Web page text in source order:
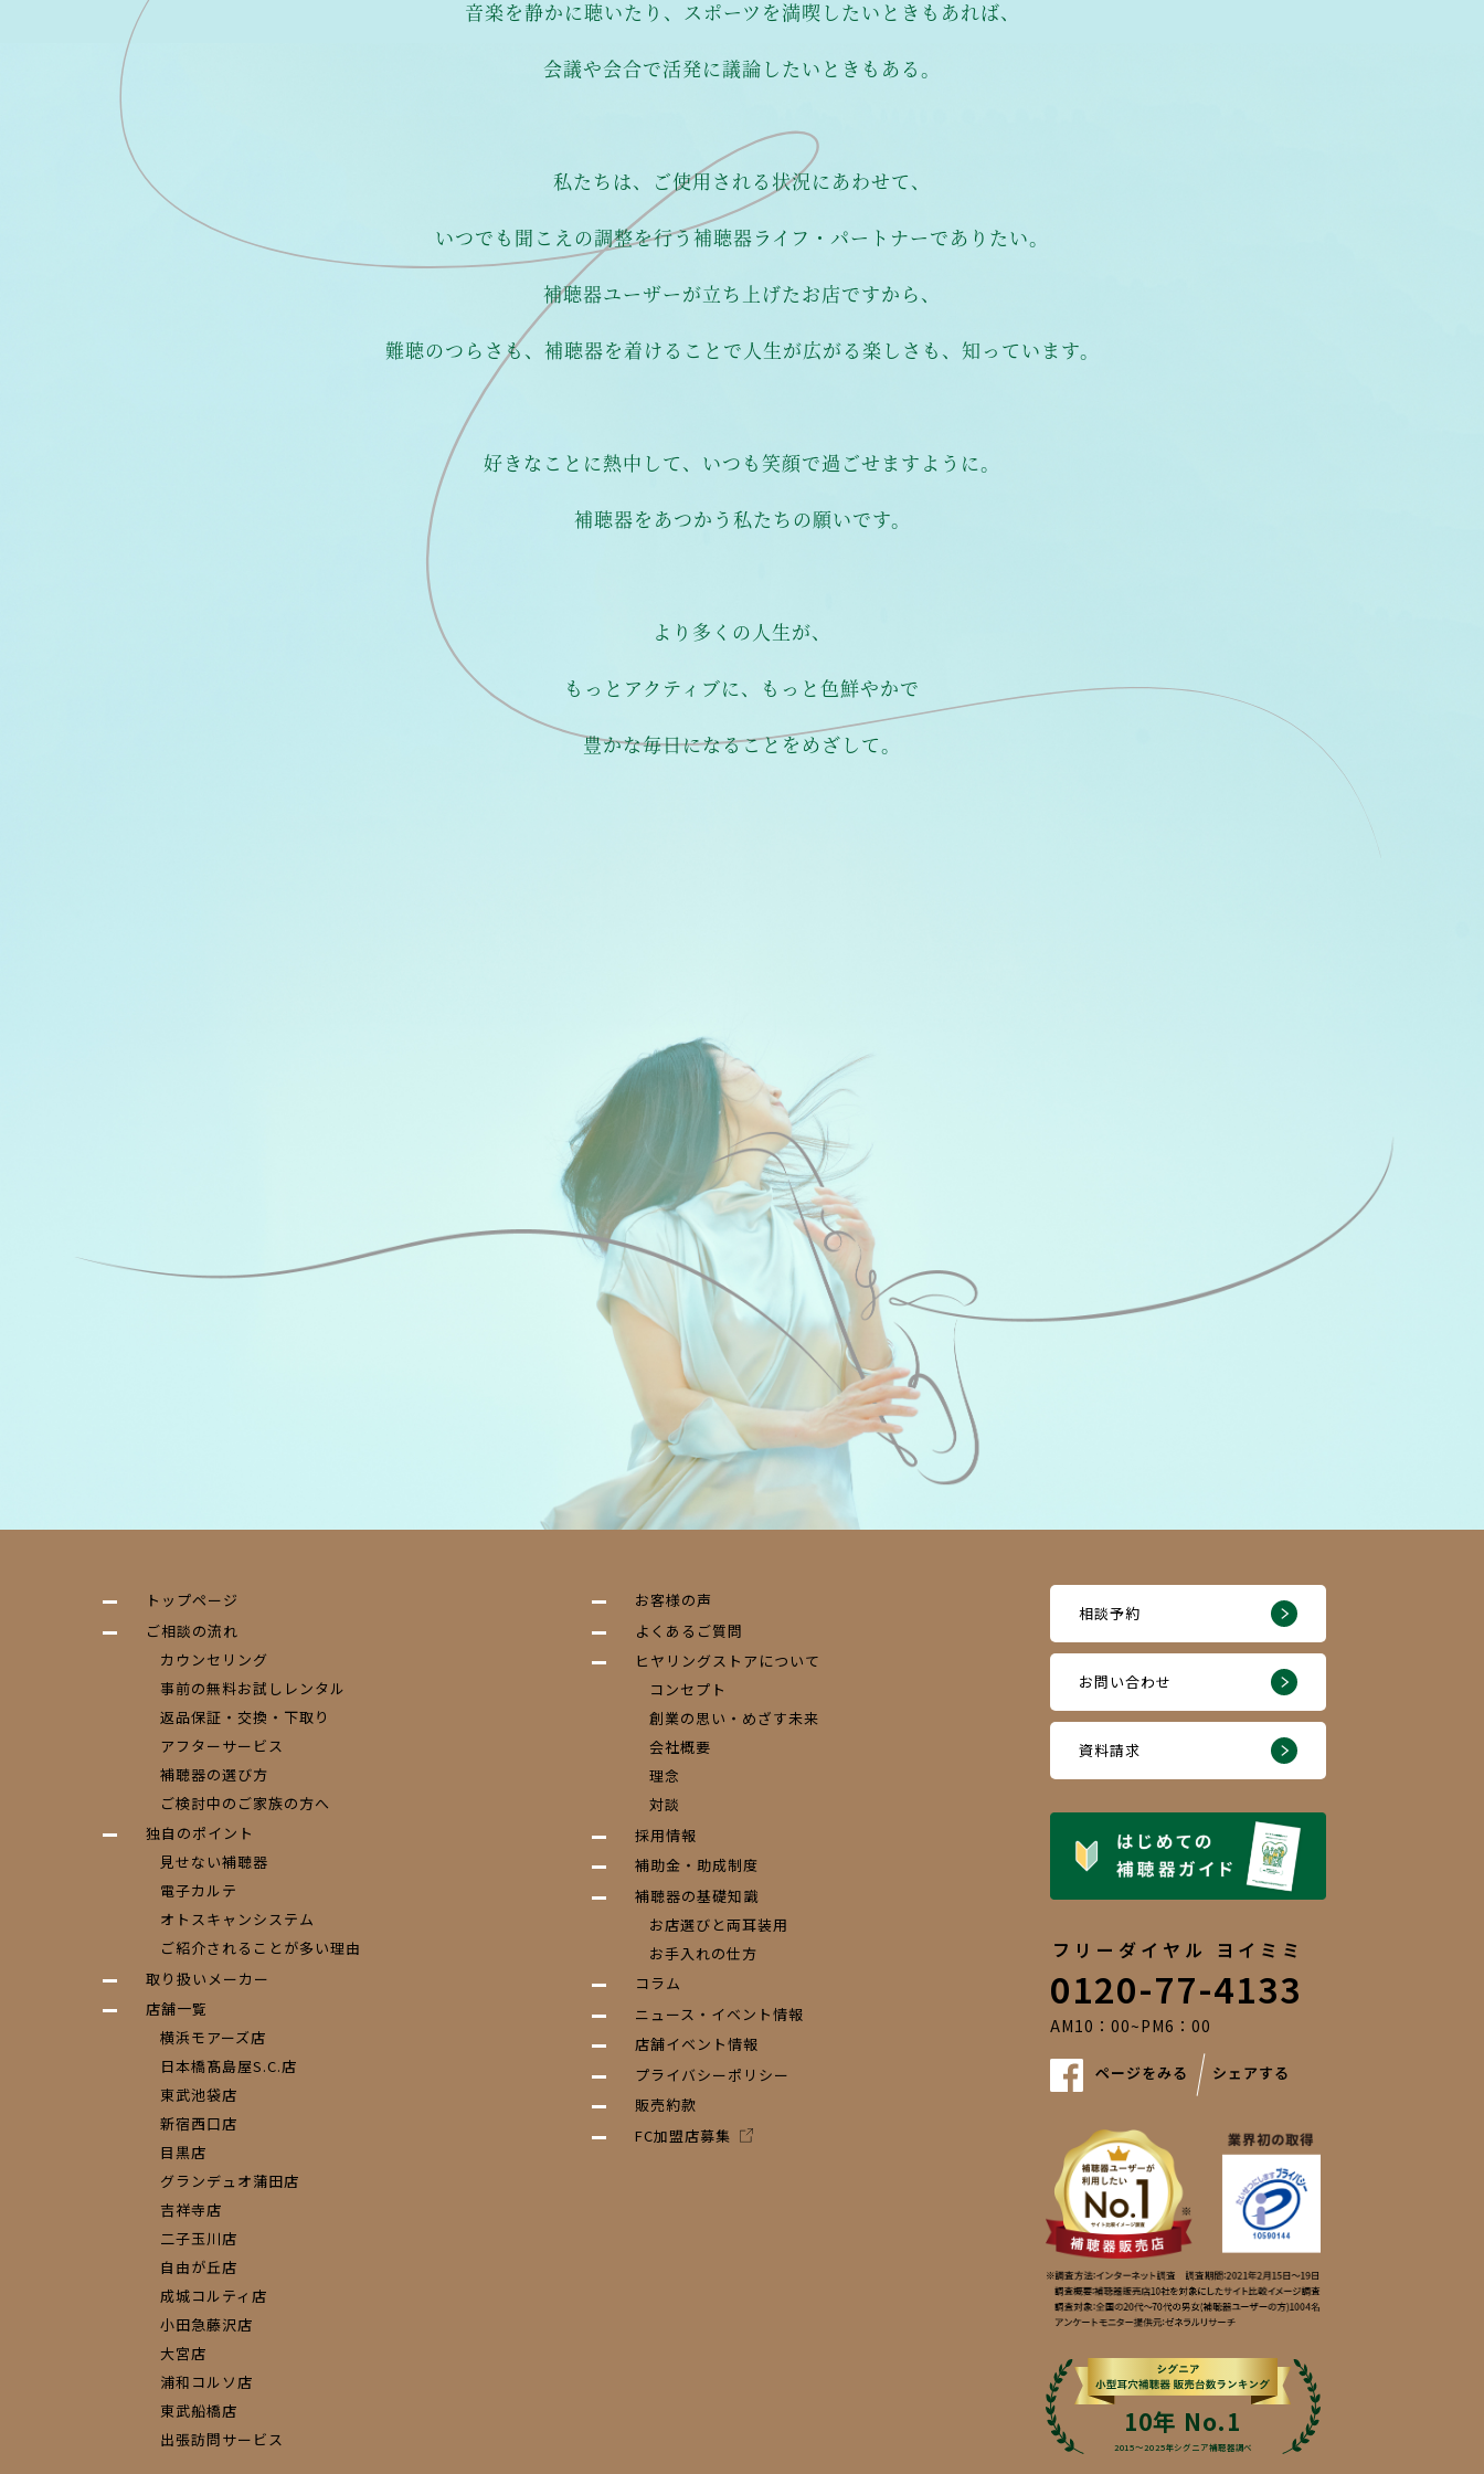
音楽を静かに聴いたり、スポーツを満喫したいときもあれば、
会議や会合で活発に議論したいときもある。
私たちは、ご使用される状況にあわせて、
いつでも聞こえの調整を行う補聴器ライフ・パートナーでありたい。
補聴器ユーザーが立ち上げたお店ですから、
難聴のつらさも、補聴器を着けることで人生が広がる楽しさも、知っています。
好きなことに熱中して、いつも笑顔で過ごせますように。
補聴器をあつかう私たちの願いです。
より多くの人生が、
もっとアクティブに、もっと色鮮やかで
豊かな毎日になることをめざして。
トップページ
ご相談の流れ
カウンセリング
事前の無料お試しレンタル
返品保証・交換・下取り
アフターサービス
補聴器の選び方
ご検討中のご家族の方へ
独自のポイント
見せない補聴器
電子カルテ
オトスキャンシステム
ご紹介されることが多い理由
取り扱いメーカー
店舗一覧
横浜モアーズ店
日本橋髙島屋S.C.店
東武池袋店
新宿西口店
目黒店
グランデュオ蒲田店
吉祥寺店
二子玉川店
自由が丘店
成城コルティ店
小田急藤沢店
大宮店
浦和コルソ店
東武船橋店
出張訪問サービス
お客様の声
よくあるご質問
ヒヤリングストアについて
コンセプト
創業の思い・めざす未来
会社概要
理念
対談
採用情報
補助金・助成制度
補聴器の基礎知識
お店選びと両耳装用
お手入れの仕方
コラム
ニュース・イベント情報
店舗イベント情報
プライバシーポリシー
販売約款
FC加盟店募集
相談予約
お問い合わせ
資料請求
0120-77-4133
フリーダイヤル ヨイミミ
AM10：00~PM6：00
ページをみる シェアする
10年 No.1
2015〜2025年シグニア補聴器調べ